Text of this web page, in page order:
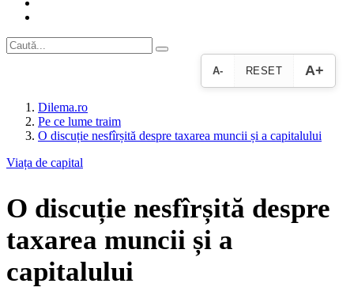
A- RESET A+
Dilema.ro
Pe ce lume traim
O discuție nesfîrșită despre taxarea muncii și a capitalului
Viața de capital
O discuție nesfîrșită despre
taxarea muncii și a
capitalului